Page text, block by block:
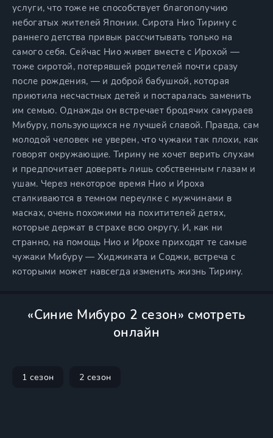
услуги, что тоже не способствует благополучию
небогатых жителей Японии. Сирота Нио Тирину с
раннего детства привык рассчитывать только на
самого себя. Сейчас Нио живет вместе с Ирохой —
тоже сиротой, потерявшей родителей почти сразу
после рождения, — и доброй бабушкой, которая
приютила несчастных детей и постаралась заменить
им семью. Однажды он встречает бродячих самураев
Мибуру, пользующихся не лучшей славой. Правда, сам
молодой человек не уверен, что чужаки так плохи, как
говорят окружающие. Тирину не хочет верить слухам
и предпочитает доверять лишь собственным глазам и
ушам. Через некоторое время Нио и Ироха
сталкиваются в темном переулке с мужчинами в
масках, очень похожими на похитителей детях,
которые держат в страхе всю округу. И, как ни
странно, на помощь Нио и Ирохе приходят те самые
чужаки Мибуру — Хиджиката и Соджи, встреча с
которыми может навсегда изменить жизнь Тирину.
«Синие Мибуро 2 сезон» смотреть
онлайн
1 сезон 2 сезон